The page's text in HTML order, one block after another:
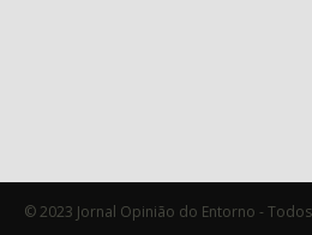
© 2023 Jornal Opinião do Entorno -